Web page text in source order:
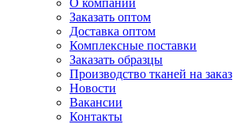
О компании
Заказать оптом
Доставка оптом
Комплексные поставки
Заказать образцы
Производство тканей на заказ
Новости
Вакансии
Контакты